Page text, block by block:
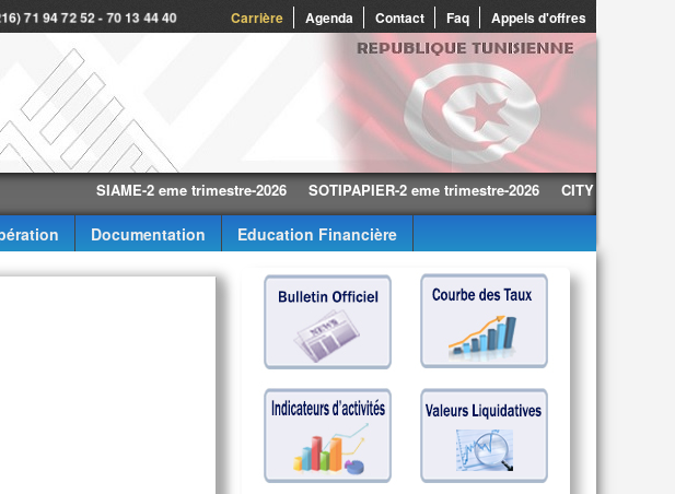
Carrière Agenda Contact Faq Appels d'offres
71 94 72 52 - 70 13 44 40
SIAME-2 eme trimestre-2026 SOTIPAPIER-2 eme trimestre-2026 CITY CARS-2 eme
Documentation
Education Financière